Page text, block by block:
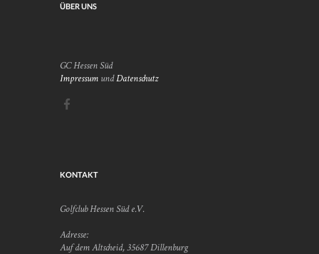
ÜBER UNS
GC Hessen Süd
Impressum undDatenschutz
KONTAKT
Golfclub Hessen Süd e.V.
Adresse:
Auf dem Altscheid, 35687 Dillenburg